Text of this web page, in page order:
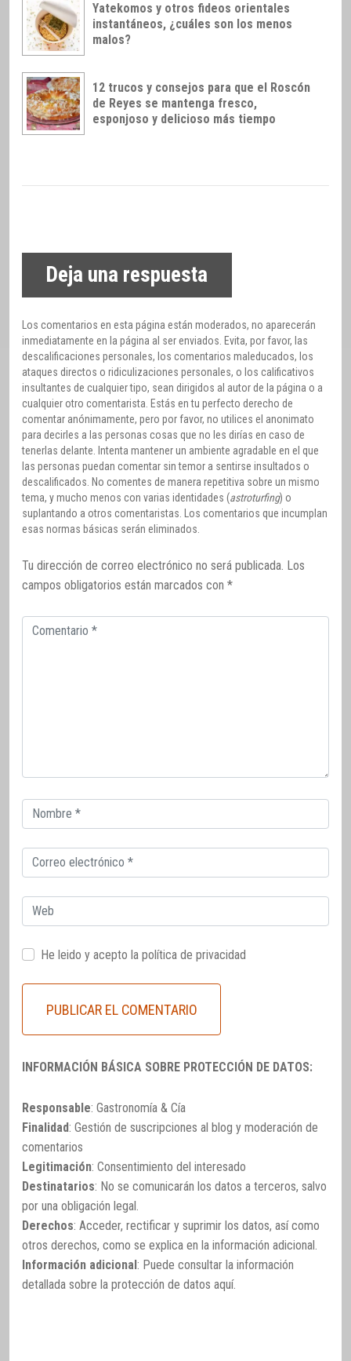
Yatekomos y otros fideos orientales
instantáneos, ¿cuáles son los menos
malos?
12 trucos y consejos para que el Roscón
de Reyes se mantenga fresco,
esponjoso y delicioso más tiempo
Deja una respuesta
Los comentarios en esta página están moderados, no aparecerán
inmediatamente en la página al ser enviados. Evita, por favor, las
descalificaciones personales, los comentarios maleducados, los
ataques directos o ridiculizaciones personales, o los calificativos
insultantes de cualquier tipo, sean dirigidos al autor de la página o a
cualquier otro comentarista. Estás en tu perfecto derecho de
comentar anónimamente, pero por favor, no utilices el anonimato
para decirles a las personas cosas que no les dirías en caso de
tenerlas delante. Intenta mantener un ambiente agradable en el que
las personas puedan comentar sin temor a sentirse insultados o
descalificados. No comentes de manera repetitiva sobre un mismo
tema, y mucho menos con varias identidades (astroturfing) o
suplantando a otros comentaristas. Los comentarios que incumplan
esas normas básicas serán eliminados.
Tu dirección de correo electrónico no será publicada. Los
campos obligatorios están marcados con *
Comentario
Correo
electrónico
Correo
electrónico
Web
He leido y acepto la política de privacidad
INFORMACIÓN BÁSICA SOBRE PROTECCIÓN DE DATOS:
Responsable: Gastronomía & Cía
Finalidad: Gestión de suscripciones al blog y moderación de
comentarios
Legitimación: Consentimiento del interesado
Destinatarios: No se comunicarán los datos a terceros, salvo
por una obligación legal.
Derechos: Acceder, rectificar y suprimir los datos, así como
otros derechos, como se explica en la información adicional.
Información adicional: Puede consultar la información
detallada sobre la protección de datos aquí.